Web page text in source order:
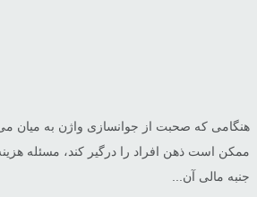
هنگامی که صحبت از جوانسازی واژن به میان
ممکن است ذهن افراد را درگیر کند، مسئله هزینه
جنبه مالی آن...